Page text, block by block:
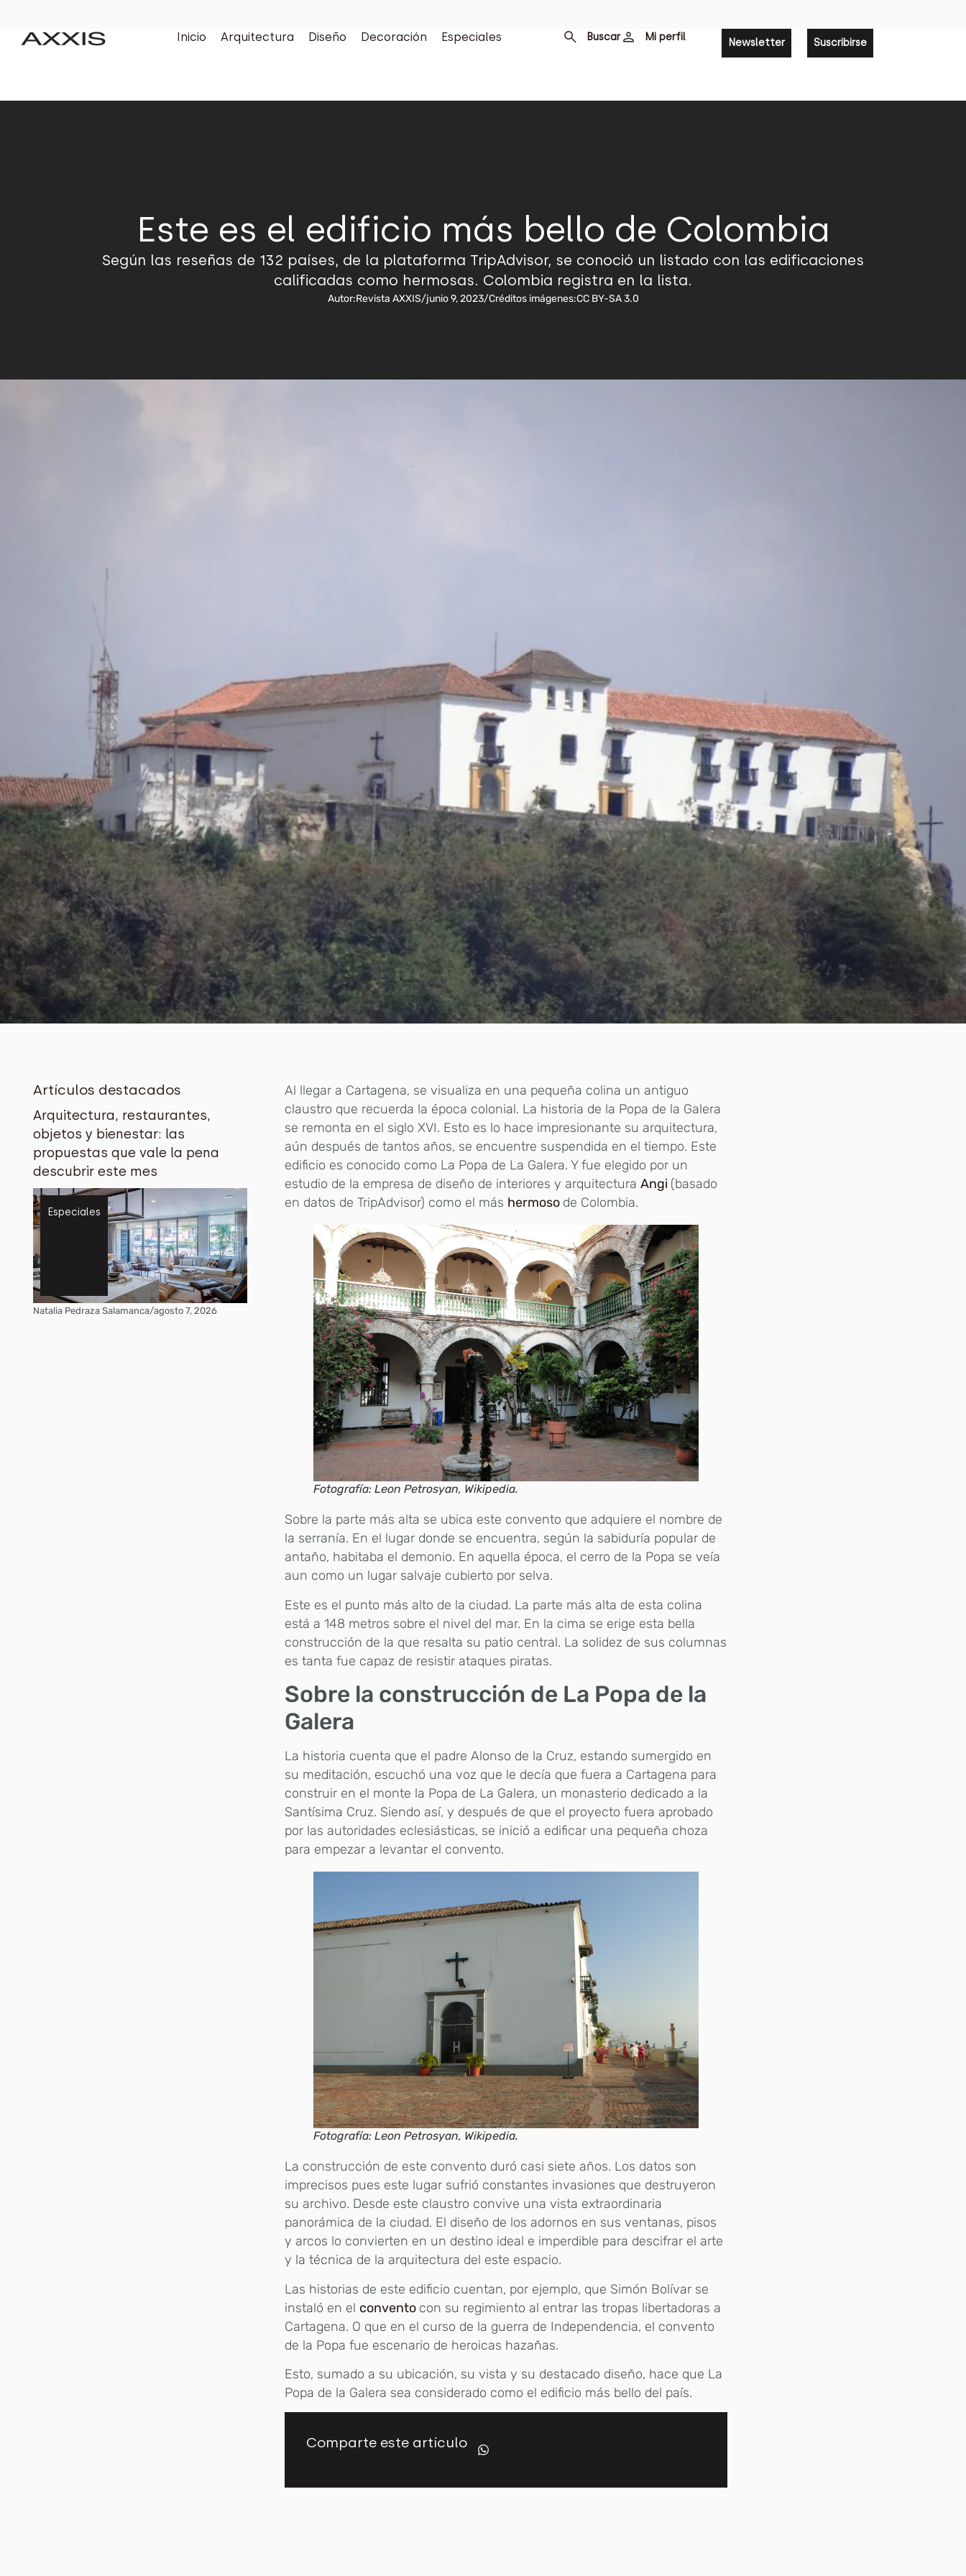
Inicio Arquitectura Diseño Decoración Especiales Buscar Mi perfil Newsletter Suscribirse
Este es el edificio más bello de Colombia
Según las reseñas de 132 países, de la plataforma TripAdvisor, se conoció un listado con las edificaciones
calificadas como hermosas. Colombia registra en la lista.
Autor:Revista AXXIS/junio 9, 2023/Créditos imágenes:CC BY-SA 3.0
Artículos destacados
Arquitectura, restaurantes,
objetos y bienestar: las
propuestas que vale la pena
descubrir este mes
Especiales
Natalia Pedraza Salamanca/agosto 7, 2026
Al llegar a Cartagena, se visualiza en una pequeña colina un antiguo
claustro que recuerda la época colonial. La historia de la Popa de la Galera
se remonta en el siglo XVI. Esto es lo hace impresionante su arquitectura,
aún después de tantos años, se encuentre suspendida en el tiempo. Este
edificio es conocido como La Popa de La Galera. Y fue elegido por un
estudio de la empresa de diseño de interiores y arquitecturaAngi (basado
en datos de TripAdvisor) como el más hermoso de Colombia.
Fotografía: Leon Petrosyan, Wikipedia.
Sobre la parte más alta se ubica este convento que adquiere el nombre de
la serranía. En el lugar donde se encuentra, según la sabiduría popular de
antaño, habitaba el demonio. En aquella época, el cerro de la Popa se veía
aun como un lugar salvaje cubierto por selva.
Este es el punto más alto de la ciudad. La parte más alta de esta colina
está a 148 metros sobre el nivel del mar. En la cima se erige esta bella
construcción de la que resalta su patio central. La solidez de sus columnas
es tanta fue capaz de resistir ataques piratas.
Sobre la construcción de La Popa de la
Galera
La historia cuenta que el padre Alonso de la Cruz, estando sumergido en
su meditación, escuchó una voz que le decía que fuera a Cartagena para
construir en el monte la Popa de La Galera, un monasterio dedicado a la
Santísima Cruz. Siendo así, y después de que el proyecto fuera aprobado
por las autoridades eclesiásticas, se inició a edificar una pequeña choza
para empezar a levantar el convento.
Fotografía: Leon Petrosyan, Wikipedia.
La construcción de este convento duró casi siete años. Los datos son
imprecisos pues este lugar sufrió constantes invasiones que destruyeron
su archivo. Desde este claustro convive una vista extraordinaria
panorámica de la ciudad. El diseño de los adornos en sus ventanas, pisos
y arcos lo convierten en un destino ideal e imperdible para descifrar el arte
y la técnica de la arquitectura del este espacio.
Las historias de este edificio cuentan, por ejemplo, que Simón Bolívar se
instaló en el convento con su regimiento al entrar las tropas libertadoras a
Cartagena. O que en el curso de la guerra de Independencia, el convento
de la Popa fue escenario de heroicas hazañas.
Esto, sumado a su ubicación, su vista y su destacado diseño, hace que La
Popa de la Galera sea considerado como el edificio más bello del país.
Comparte este artículo